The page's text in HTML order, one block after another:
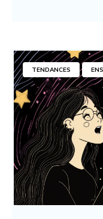
TENDANCES